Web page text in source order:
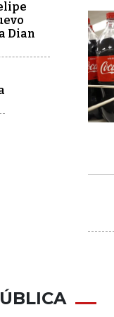
Dian